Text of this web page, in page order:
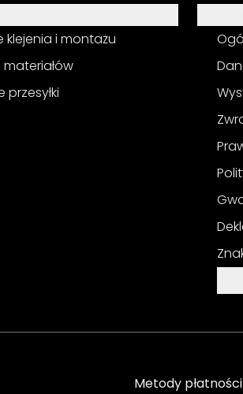
klejenia i montażu
przesyłki
Metody płatności